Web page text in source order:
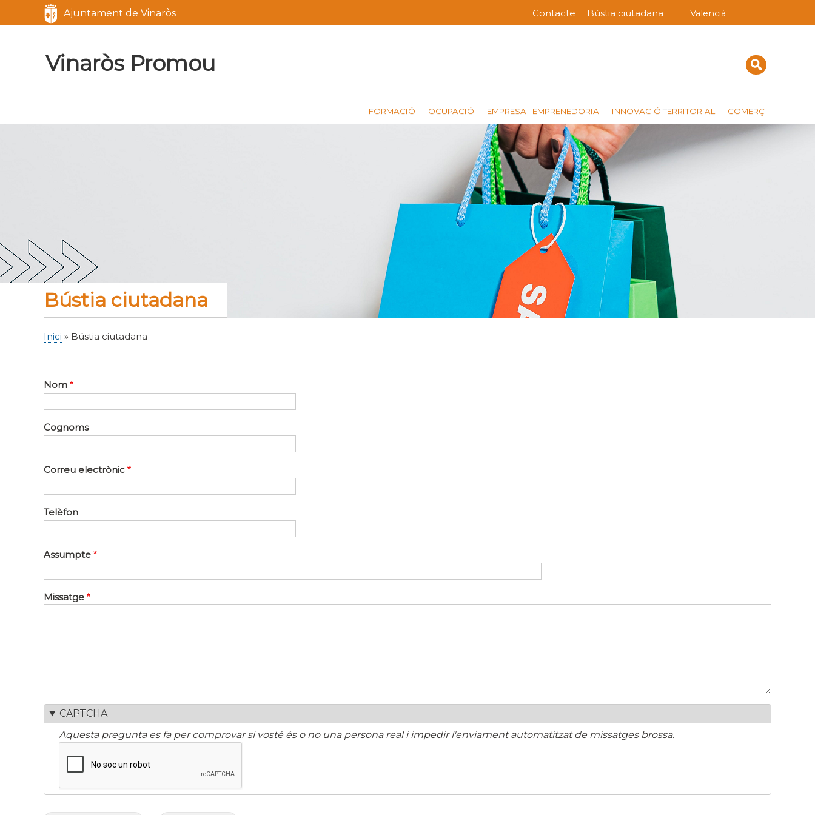
al
Valencià
Menú
Contacte Bústia ciutadana
Ajuntament de Vinaròs
Marca del sitio
Vinaròs Promou
FORMACIÓ OCUPACIÓ EMPRESA I EMPRENEDORIA INNOVACIÓ TERRITORIAL COMERÇ
Bústia ciutadana
Inici Bústia ciutadana
Nom
Cognoms
Correu electrònic
Telèfon
Assumpte
Missatge
CAPTCHA
Aquesta pregunta es fa per comprovar si vosté és o no una persona real i impedir l'enviament automatitzat de missatges brossa.